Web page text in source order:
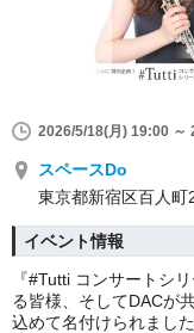
2026/5/18(月) 19:00 ～
スペースDo
東京都新宿区百人
イベント情報
『#Tutti コンサートシ
る皆様、そしてDACが
込めて名付けられました